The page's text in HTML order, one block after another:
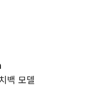
백 모델